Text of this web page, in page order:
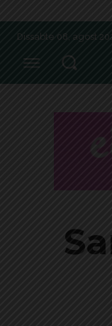
Dissabte 08, agost